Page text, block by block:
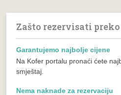
Zašto rezervisati
Garantujemo najbolje cijene
Na Kofer portalu pronaći ćete
smještaj.
Nema naknade za rezervaciju